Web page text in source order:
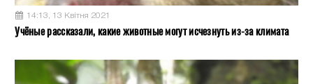
14:13, 13 Квітня 2021
Учёные рассказали, какие животные могут исчезнуть из-за климата